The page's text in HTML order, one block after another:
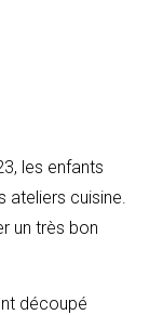
les enfants
ateliers cuisine.
un très bon
découpé